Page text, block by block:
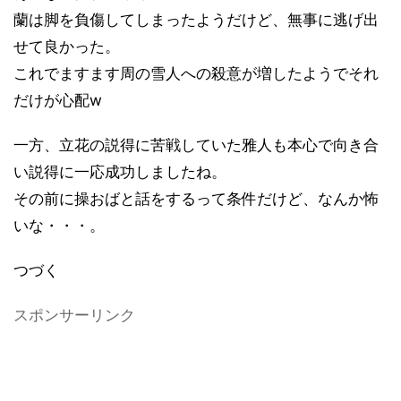
蘭は脚を負傷してしまったようだけど、無事に逃げ出
せて良かった。
これでますます周の雪人への殺意が増したようでそれ
だけが心配w
一方、立花の説得に苦戦していた雅人も本心で向き合
い説得に一応成功しましたね。
その前に操おばと話をするって条件だけど、なんか怖
いな・・・。
つづく
スポンサーリンク